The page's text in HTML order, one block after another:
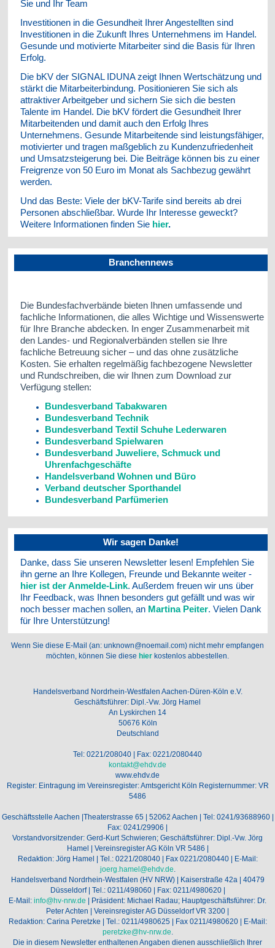
Sie und Ihr Team
Investitionen in die Gesundheit Ihrer Angestellten sind
Investitionen in die Zukunft Ihres Unternehmens im Handel.
Gesunde und motivierte Mitarbeiter sind die Basis für Ihren
Erfolg.
Die bKV der SIGNAL IDUNA zeigt Ihnen Wertschätzung und
stärkt die Mitarbeiterbindung. Positionieren Sie sich als
attraktiver Arbeitgeber und sichern Sie sich die besten
Talente im Handel. Die bKV fördert die Gesundheit Ihrer
Mitarbeitenden und damit auch den Erfolg Ihres
Unternehmens. Gesunde Mitarbeitende sind leistungsfähiger,
motivierter und tragen maßgeblich zu Kundenzufriedenheit
und Umsatzsteigerung bei. Die Beiträge können bis zu einer
Freigrenze von 50 Euro im Monat als Sachbezug gewährt
werden.
Und das Beste: Viele der bKV-Tarife sind bereits ab drei
Personen abschließbar. Wurde Ihr Interesse geweckt?
Weitere Informationen finden Sie hier.
Branchennews
Die Bundesfachverbände bieten Ihnen umfassende und
fachliche Informationen, die alles Wichtige und Wissenswerte
für Ihre Branche abdecken. In enger Zusammenarbeit mit
den Landes- und Regionalverbänden stellen sie Ihre
fachliche Betreuung sicher – und das ohne zusätzliche
Kosten. Sie erhalten regelmäßig fachbezogene Newsletter
und Rundschreiben, die wir Ihnen zum Download zur
Verfügung stellen:
Bundesverband Tabakwaren
Bundesverband Technik
Bundesverband Textil Schuhe Lederwaren
Bundesverband Spielwaren
Bundesverband Juweliere, Schmuck und
Uhrenfachgeschäfte
Handelsverband Wohnen und Büro
Verband deutscher Sporthandel
Bundesverband Parfümerien
Wir sagen Danke!
Danke, dass Sie unseren Newsletter lesen! Empfehlen Sie
ihn gerne an Ihre Kollegen, Freunde und Bekannte weiter -
hier ist der Anmelde-Link. Außerdem freuen wir uns über
Ihr Feedback, was Ihnen besonders gut gefällt und was wir
noch besser machen sollen, an Martina Peiter. Vielen Dank
für Ihre Unterstützung!
Wenn Sie diese E-Mail (an: unknown@noemail.com) nicht mehr empfangen
möchten, können Sie diese hier kostenlos abbestellen.
Handelsverband Nordrhein-Westfalen Aachen-Düren-Köln e.V.
Geschäftsführer: Dipl.-Vw. Jörg Hamel
An Lyskirchen 14
50676 Köln
Deutschland
Tel: 0221/208040 | Fax: 0221/2080440
kontakt@ehdv.de
www.ehdv.de
Register: Eintragung im Vereinsregister: Amtsgericht Köln Registernummer: VR
5486
Geschäftsstelle Aachen |Theaterstrasse 65 | 52062 Aachen | Tel: 0241/93688960 |
Fax: 0241/29906 |
Vorstandvorsitzender: Gerd-Kurt Schwieren; Geschäftsführer: Dipl.-Vw. Jörg
Hamel | Vereinsregister AG Köln VR 5486 |
Redaktion: Jörg Hamel | Tel.: 0221/208040 | Fax 0221/2080440 | E-Mail:
joerg.hamel@ehdv.de.
Handelsverband Nordrhein-Westfalen (HV NRW) | Kaiserstraße 42a | 40479
Düsseldorf | Tel.: 0211/498060 | Fax: 0211/4980620 |
E-Mail: info@hv-nrw.de | Präsident: Michael Radau; Hauptgeschäftsführer: Dr.
Peter Achten | Vereinsregister AG Düsseldorf VR 3200 |
Redaktion: Carina Peretzke | Tel.: 0211/4980625 | Fax 0211/4980620 | E-Mail:
peretzke@hv-nrw.de.
Die in diesem Newsletter enthaltenen Angaben dienen ausschließlich Ihrer